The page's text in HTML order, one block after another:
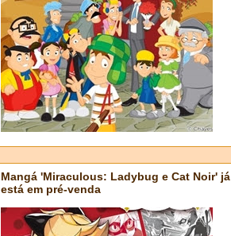
Mangá 'Miraculous: Ladybug e Cat Noir' já
está em pré-venda